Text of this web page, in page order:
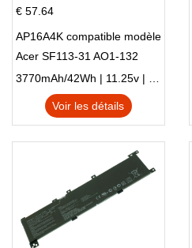
€ 57.64
AP16A4K compatible modèle
Acer SF113-31 AO1-132
NE132
3770mAh/42Wh | 11.25v | Li-ion ...
Voir les détails